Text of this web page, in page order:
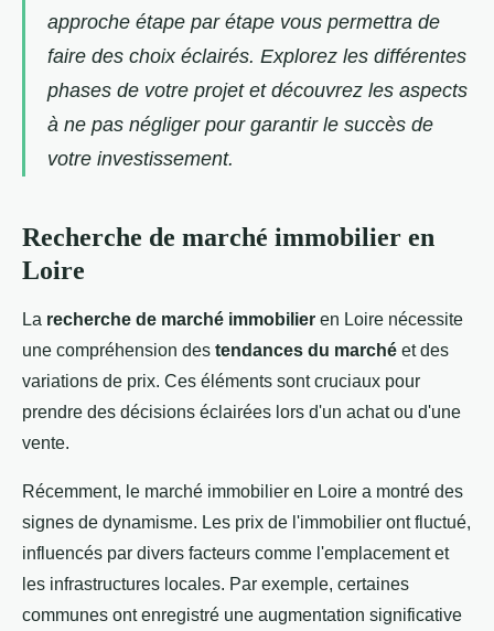
approche étape par étape vous permettra de
faire des choix éclairés. Explorez les différentes
phases de votre projet et découvrez les aspects
à ne pas négliger pour garantir le succès de
votre investissement.
Recherche de marché immobilier en
Loire
La recherche de marché immobilier en Loire nécessite
une compréhension des tendances du marché et des
variations de prix. Ces éléments sont cruciaux pour
prendre des décisions éclairées lors d'un achat ou d'une
vente.
Récemment, le marché immobilier en Loire a montré des
signes de dynamisme. Les prix de l'immobilier ont fluctué,
influencés par divers facteurs comme l'emplacement et
les infrastructures locales. Par exemple, certaines
communes ont enregistré une augmentation significative